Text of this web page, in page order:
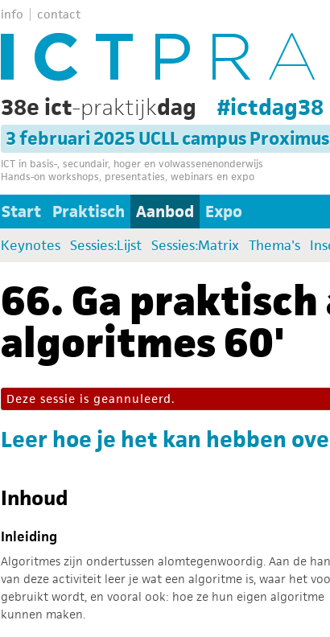
info contact
38e ict-praktijkdag #ictdag38
3 februari 2025 UCLL campus
ICT in basis-, secundair, hoger en volwassenenonderwijs
Hands-on workshops, presentaties, webinars en expo
Start Praktisch Aanbod Expo
Keynotes Sessies:Lijst Sessies:Matrix Thema's
66. Ga praktisch
algoritmes 60'
Deze sessie is geannuleerd.
Leer hoe je het kan hebben
Inhoud
Inleiding
Algoritmes zijn ondertussen alomtegenwoordig. Aan de
van deze activiteit leer je wat een algoritme is, waar het
gebruikt wordt, en vooral ook: hoe ze hun eigen algoritme
kunnen maken.